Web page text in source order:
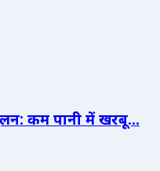
कम पानी में खरबू...